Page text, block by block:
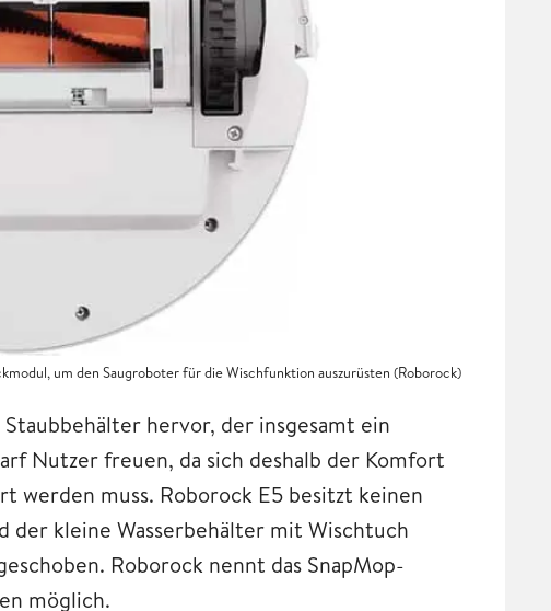
um den Saugroboter für die Wischfunktion auszurüsten (Roborock)
hervor, der insgesamt ein
Nutzer freuen, da sich deshalb der Komfort
muss. Roborock E5 besitzt keinen
der kleine Wasserbehälter mit Wischtuch
Roborock nennt das SnapMop-
möglich.